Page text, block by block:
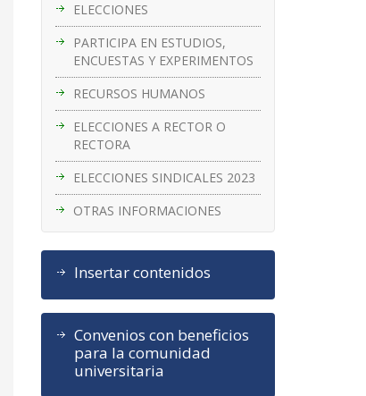
ELECCIONES
PARTICIPA EN ESTUDIOS,
ENCUESTAS Y EXPERIMENTOS
RECURSOS HUMANOS
ELECCIONES A RECTOR O
RECTORA
ELECCIONES SINDICALES 2023
OTRAS INFORMACIONES
Insertar contenidos
Convenios con beneficios
para la comunidad
universitaria